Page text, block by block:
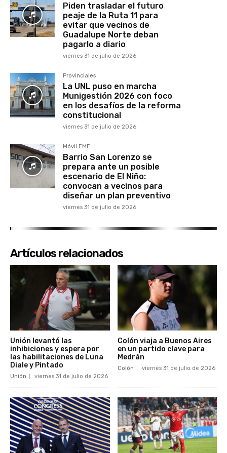
Piden trasladar el futuro
peaje de la Ruta 11 para
evitar que vecinos de
Guadalupe Norte deban
pagarlo a diario
viernes 31 de julio de 2026
Provinciales
La UNL puso en marcha
Munigestión 2026 con foco
en los desafíos de la reforma
constitucional
viernes 31 de julio de 2026
Móvil EME
Barrio San Lorenzo se
prepara ante un posible
escenario de El Niño:
convocan a vecinos para
diseñar un plan preventivo
viernes 31 de julio de 2026
Artículos relacionados
Unión levantó las
inhibiciones y espera por
las habilitaciones de Luna
Diale y Pintado
Unión viernes 31 de julio de 2026
Colón viaja a Buenos Aires
en un partido clave para
Medrán
Colón viernes 31 de julio de 2026